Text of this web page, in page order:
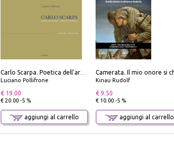
Luciano Pollifrone
€ 19.00
€ 20.00 -5 %
aggiungi al carrello
Kinau Rudolf
€ 9.50
€ 10.00 -5 %
aggiungi al carrello